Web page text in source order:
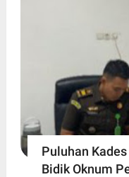
Puluhan
Bidik Oknum